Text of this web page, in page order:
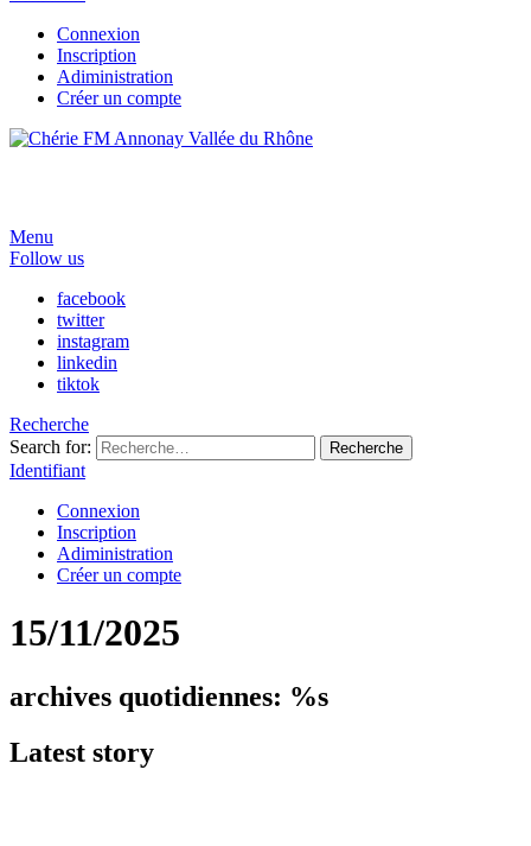
Connexion
Inscription
Adiministration
Créer un compte
Menu
Follow us
facebook
twitter
instagram
linkedin
tiktok
Recherche
Search for:
Recherche
Identifiant
Connexion
Inscription
Adiministration
Créer un compte
15/11/2025
archives quotidiennes: %s
Latest story